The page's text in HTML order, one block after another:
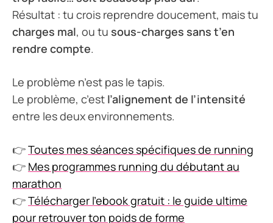
Résultat : tu crois reprendre doucement, mais tu
charges mal, ou tu sous-charges sans t’en
rendre compte.
Le problème n’est pas le tapis.
Le problème, c’est l’alignement de l’intensité
entre les deux environnements.
👉Toutes mes séances spécifiques de running
👉 Mes programmes running du débutant au
marathon
👉Télécharger l’ebook gratuit : le guide ultime
pour retrouver ton poids de forme